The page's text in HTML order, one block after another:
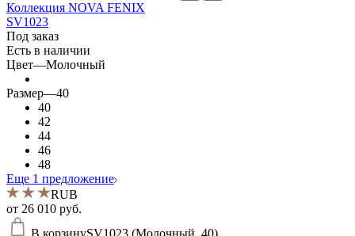
Коллекция NOVA FENIX
SV1023
Под заказ
Есть в наличии
Цвет—Молочный
Размер—40
40
42
44
46
48
Еще 1 предложение
RUB
от 26 010 руб.
В корзинуSV1023 (Молочный, 40)